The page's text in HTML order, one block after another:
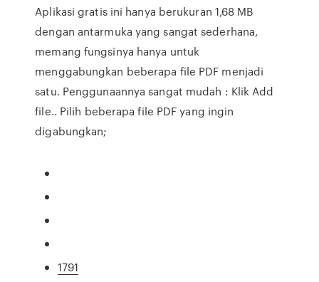
Aplikasi gratis ini hanya berukuran 1,68 MB
dengan antarmuka yang sangat sederhana,
memang fungsinya hanya untuk
menggabungkan beberapa file PDF menjadi
satu. Penggunaannya sangat mudah : Klik Add
file.. Pilih beberapa file PDF yang ingin
digabungkan;
1791